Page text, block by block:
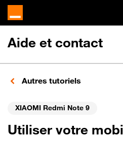
Aide et contact
Autres tutoriels
XIAOMI Redmi Note 9
Utiliser votre